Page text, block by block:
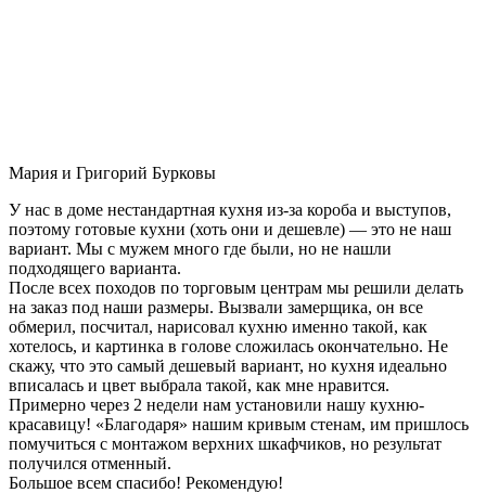
Мария и Григорий Бурковы
У нас в доме нестандартная кухня из-за короба и выступов,
поэтому готовые кухни (хоть они и дешевле) — это не наш
вариант. Мы с мужем много где были, но не нашли
подходящего варианта.
После всех походов по торговым центрам мы решили делать
на заказ под наши размеры. Вызвали замерщика, он все
обмерил, посчитал, нарисовал кухню именно такой, как
хотелось, и картинка в голове сложилась окончательно. Не
скажу, что это самый дешевый вариант, но кухня идеально
вписалась и цвет выбрала такой, как мне нравится.
Примерно через 2 недели нам установили нашу кухню-
красавицу! «Благодаря» нашим кривым стенам, им пришлось
помучиться с монтажом верхних шкафчиков, но результат
получился отменный.
Большое всем спасибо! Рекомендую!